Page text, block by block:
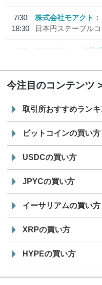
7/30
18:30
株式会社モアクト
日本円ステーブル
7/29
SBI VCトレード株
今注目のコンテンツ
取引所おすすめラン
ビットコインの買い方
USDCの買い方
JPYCの買い方
イーサリアムの買い方
XRPの買い方
HYPEの買い方